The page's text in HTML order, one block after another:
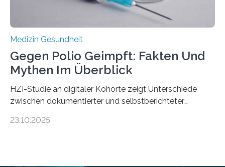
Medizin Gesundheit
Gegen Polio Geimpft: Fakten Und
Mythen Im Überblick
HZI-Studie an digitaler Kohorte zeigt Unterschiede
zwischen dokumentierter und selbstberichteter
Kinderlähmung, ist eine ansteckende Krankheit, die
23.10.2025